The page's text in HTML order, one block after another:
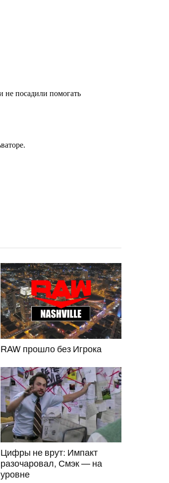
RAW прошло без Игрока
Цифры не врут: Импакт
разочаровал, Смэк — на
уровне